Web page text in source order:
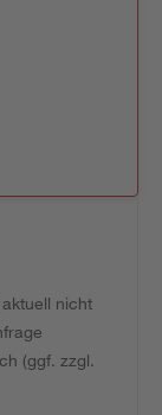
nicht
(ggf. zzgl.